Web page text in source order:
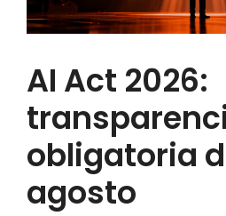
AI Act 2026:
obligatoria
agosto